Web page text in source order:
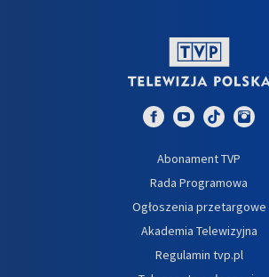
Abonament TVP
Rada Programowa
Ogłoszenia przetargowe
Akademia Telewizyjna
Regulamin tvp.pl